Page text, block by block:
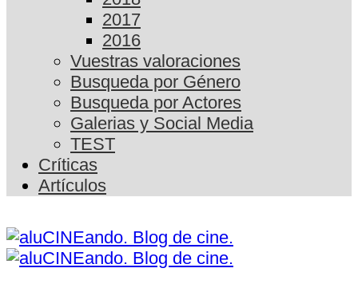
2017
2016
Vuestras valoraciones
Busqueda por Género
Busqueda por Actores
Galerias y Social Media
TEST
Críticas
Artículos